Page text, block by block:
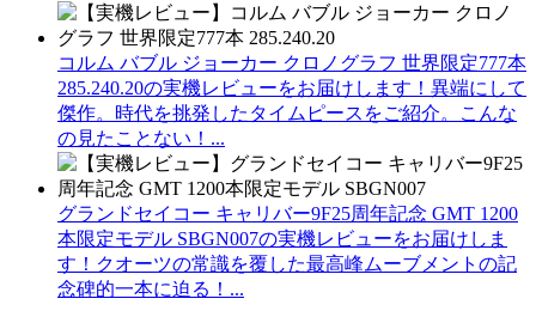
コルム バブル ジョーカー クロノグラフ 世界限定777本
285.240.20の実機レビューをお届けします！異端にして
傑作。時代を挑発したタイムピースをご紹介。こんな
の見たことない！...
グランドセイコー キャリバー9F25周年記念 GMT 1200
本限定モデル SBGN007の実機レビューをお届けしま
す！クオーツの常識を覆した最高峰ムーブメントの記
念碑的一本に迫る！...